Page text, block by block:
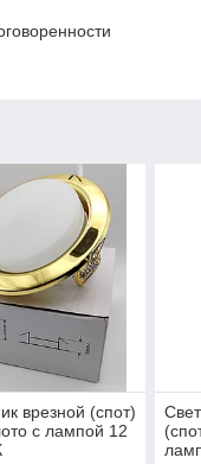
врезной (спот)
с лампой 12